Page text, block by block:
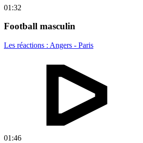
01:32
Football masculin
Les réactions : Angers - Paris
01:46